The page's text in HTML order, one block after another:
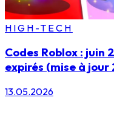
HIGH-TECH
Codes Roblox :
expirés (mise à jour
13.05.2026